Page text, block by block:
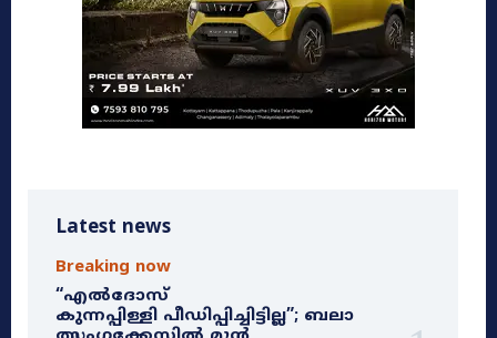
Latest news
Breaking now
“എൽദോസ്
കുന്നപ്പിള്ളി പീഡിപ്പിച്ചിട്ടില്ല”; ബലാ